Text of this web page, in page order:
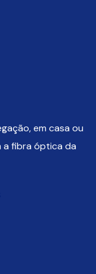
em casa ou
a fibra óptica da